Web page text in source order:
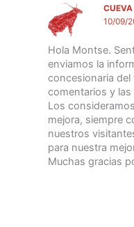
CUEVA
10/09/
Hola Montse.
enviamos la
concesionaria del
comentarios y las
Los
mejora, siempre
nuestros
para nuestra
Muchas gracias